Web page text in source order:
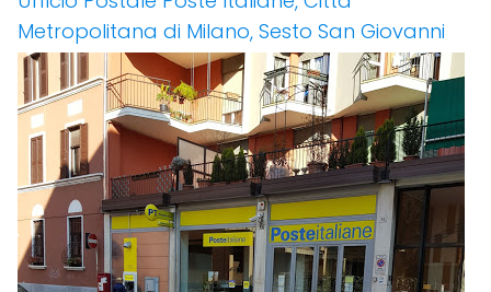
Metropolitana di Milano, Sesto San Giovanni